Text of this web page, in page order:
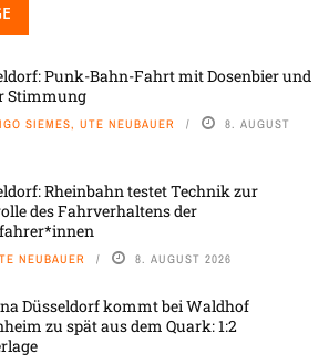
Punk-Bahn-Fahrt mit Dosenbier und
Stimmung
SIEMES, UTE NEUBAUER 8. AUGUST
Rheinbahn testet Technik zur
des Fahrverhaltens der
NEUBAUER 8. AUGUST 2026
Düsseldorf kommt bei Waldhof
zu spät aus dem Quark: 1:2